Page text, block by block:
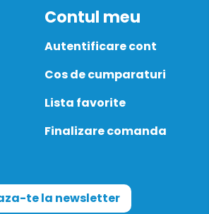
Contul meu
Autentificare cont
Cos de cumparaturi
Lista favorite
Finalizare comanda
te la newsletter